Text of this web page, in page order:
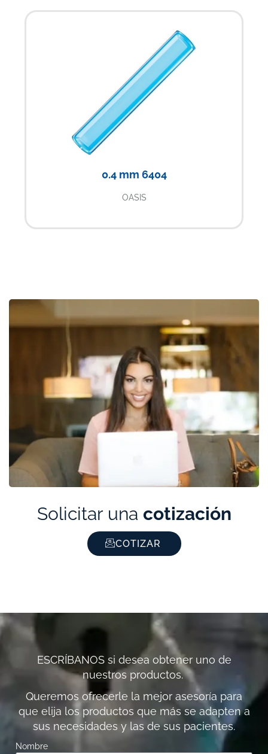
0.4 mm 6404
OASIS
Solicitar una cotización
COTIZAR
ESCRÍBANOS si desea obtener uno de
nuestros productos.
Queremos ofrecerle la mejor asesoría para
que elija los productos que más se adapten a
sus necesidades y las de sus pacientes.
Nombre